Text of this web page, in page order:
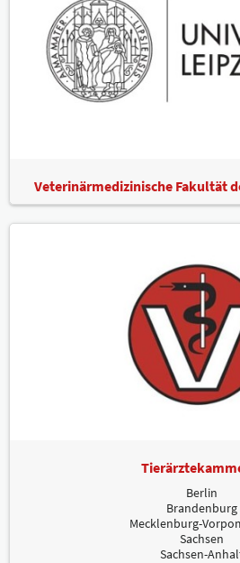
Veterinärmedizinische Fakultät
Berlin
Brandenburg
Mecklenburg-
Sachsen
Sachsen-